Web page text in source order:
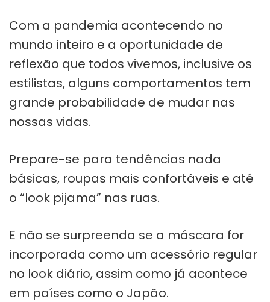
Com a pandemia acontecendo no
mundo inteiro e a oportunidade de
reflexão que todos vivemos, inclusive os
estilistas, alguns comportamentos tem
grande probabilidade de mudar nas
nossas vidas.
Prepare-se para tendências nada
básicas, roupas mais confortáveis e até
o “look pijama” nas ruas.
E não se surpreenda se a máscara for
incorporada como um acessório regular
no look diário, assim como já acontece
em países como o Japão.